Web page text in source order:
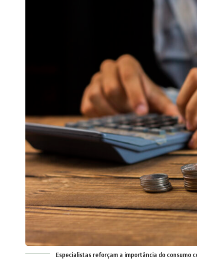
Especialistas reforçam a importância do consumo